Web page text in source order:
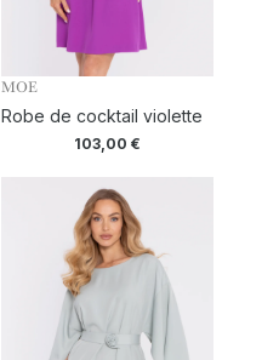
MOE
Robe de cocktail violette
103,00 €